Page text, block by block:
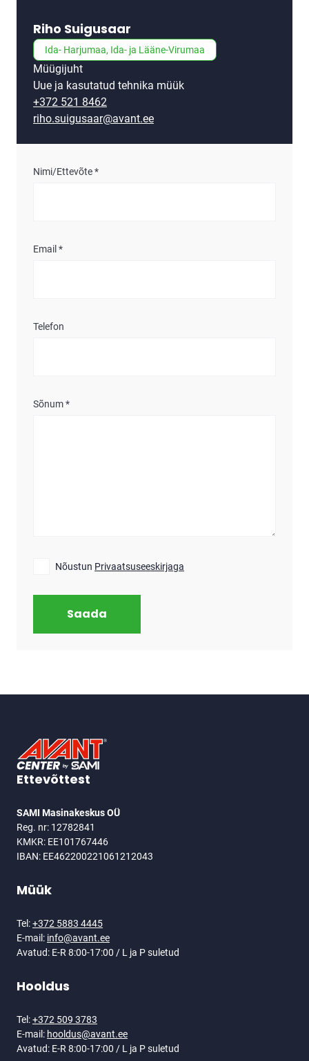
Riho Suigusaar
Ida- Harjumaa, Ida- ja Lääne-Virumaa
Müügijuht
Uue ja kasutatud tehnika müük
+372 521 8462
riho.suigusaar@avant.ee
Nimi/Ettevõte *
Email *
Telefon
Sõnum *
Nõustun Privaatsuseeskirjaga
Saada
JALUS
Ettevõttest
SAMI Masinakeskus OÜ
Reg. nr: 12782841
KMKR: EE101767446
IBAN: EE462200221061212043
Müük
Tel:+372 5883 4445
E-mail: info@avant.ee
Avatud: E-R 8:00-17:00 / L ja P suletud
Hooldus
Tel:+372 509 3783
E-mail: hooldus@avant.ee
Avatud: E-R 8:00-17:00 / L ja P suletud